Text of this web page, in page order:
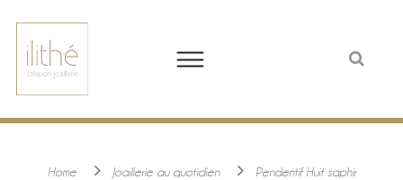
Home Joaillerie au quotidien Pendentif Huit saphir